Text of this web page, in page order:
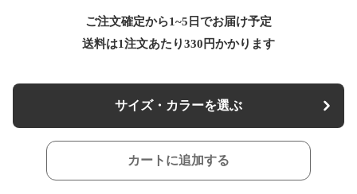
ご注文確定から1~5日でお届け予定
送料は1注文あたり330 円かかります
サイズ・カラーを選ぶ
カートに追加する